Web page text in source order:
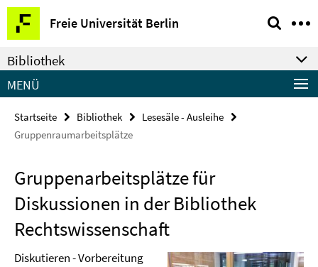
Springe
direkt
zu
Inhalt
Freie Universität Berlin
Service-
Navigation
Bibliothek
MENÜ
Startseite Bibliothek
Lesesäle - Ausleihe
Gruppenraumarbeitsplätze
Gruppenarbeitsplätze für
Diskussionen in der Bibliothek
Rechtswissenschaft
Diskutieren - Vorbereitung